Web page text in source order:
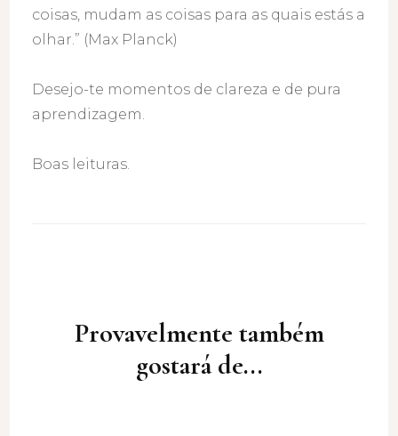
coisas, mudam as coisas para as quais estás a
olhar.” (Max Planck)
Desejo-te momentos de clareza e de pura
aprendizagem.
Boas leituras.
Provavelmente também
gostará de...